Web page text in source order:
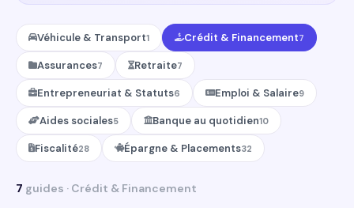
Véhicule & Transport1 Crédit & Financement7
Assurances7 Retraite7
Entrepreneuriat & Statuts6 Emploi & Salaire9
Aides sociales5 Banque au quotidien10
Fiscalité28 Épargne & Placements32
7 guides · Crédit & Financement